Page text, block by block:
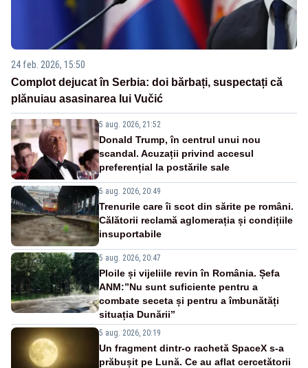
24 feb. 2026, 15:50
Complot dejucat în Serbia: doi bărbați, suspectați că
plănuiau asasinarea lui Vučić
5 aug. 2026, 21:52
Donald Trump, în centrul unui nou
scandal. Acuzații privind accesul
preferențial la postările sale
5 aug. 2026, 20:49
Trenurile care îi scot din sărite pe români.
Călătorii reclamă aglomerația și condițiile
insuportabile
5 aug. 2026, 20:47
Ploile și vijeliile revin în România. Șefa
ANM:”Nu sunt suficiente pentru a
combate seceta și pentru a îmbunătăți
situația Dunării”
5 aug. 2026, 20:19
Un fragment dintr-o rachetă SpaceX s-a
prăbușit pe Lună. Ce au aflat cercetătorii